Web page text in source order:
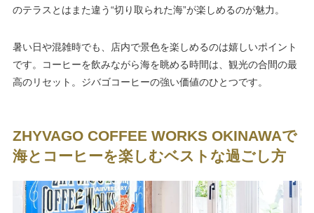
のテラスとはまた違う“切り取られた海”が楽しめるのが魅力。
暑い日や混雑時でも、店内で景色を楽しめるのは嬉しいポイント
です。コーヒーを飲みながら海を眺める時間は、観光の合間の最
高のリセット。ジバゴコーヒーの強い価値のひとつです。
ZHYVAGO COFFEE WORKS OKINAWAで
海とコーヒーを楽しむベストな過ごし方